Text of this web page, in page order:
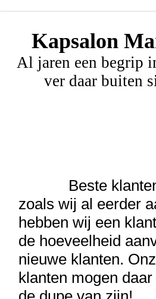
Kapsalon
Al jaren een begrip
ver daar buiten
Beste
zoals wij al eerder
hebben wij een
de hoeveelheid
nieuwe klanten.
klanten mogen